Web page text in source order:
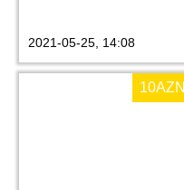
2021-05-25, 14:08
10AZN